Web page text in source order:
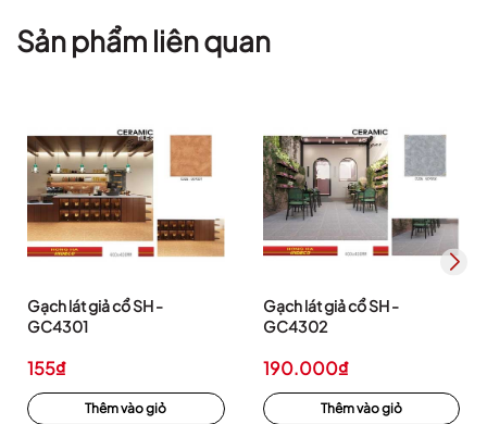
Sản phẩm liên quan
Gạch lát giả cổ SH -
GC4301
155₫
Thêm vào giỏ
Gạch lát giả cổ SH -
GC4302
190.000₫
Thêm vào giỏ